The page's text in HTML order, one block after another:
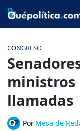
CONGRESO
ministros
llamadas
Por Mesa de